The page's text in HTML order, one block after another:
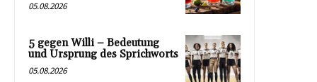
05.08.2026
5 gegen Willi – Bedeutung
und Ursprung des Sprichworts
05.08.2026